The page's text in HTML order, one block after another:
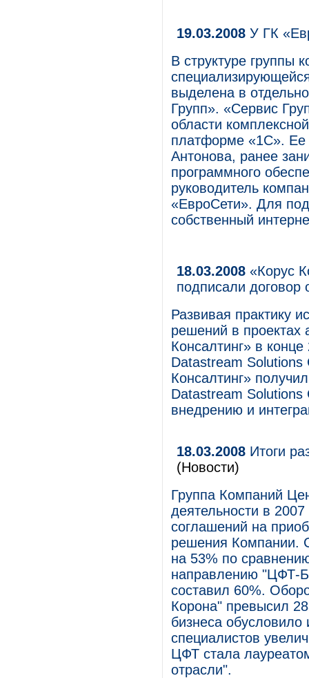
19.03.2008 У ГК
В структуре группы
выделена в
Групп». «Сервис
области
платформе «1С». Ее
Антонова, ранее
программного
руководитель
«ЕвроСети». Для
собственный
18.03.2008 «Корус
подписали договор
Развивая практику
решений в проектах
Консалтинг» в
Datastream Solutions
Консалтинг»
Datastream Solutions
внедрению и
18.03.2008 Итоги
(Новости)
Группа Компаний
деятельности в
соглашений на
решения Компании.
на 53% по
направлению "ЦФТ-
составил 60%.
Корона" превысил
бизнеса обусловило
специалистов
ЦФТ стала
отрасли".